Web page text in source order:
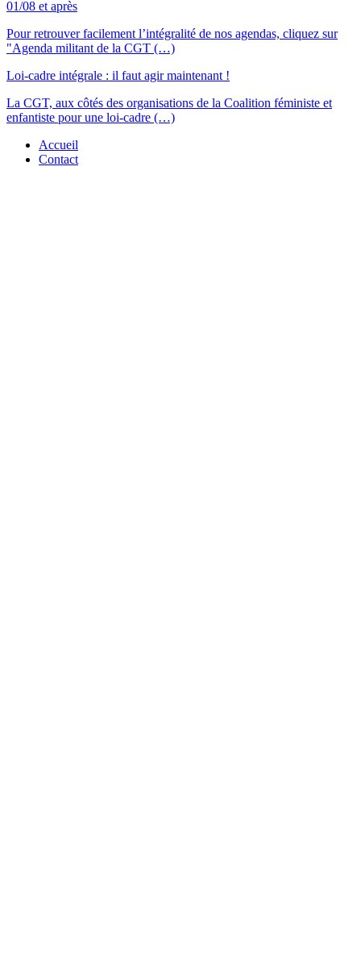
01/08 et après
Pour retrouver facilement l’intégralité de nos agendas, cliquez sur
"Agenda militant de la CGT (…)
Loi-cadre intégrale : il faut agir maintenant !
La CGT, aux côtés des organisations de la Coalition féministe et
enfantiste pour une loi-cadre (…)
Accueil
Contact